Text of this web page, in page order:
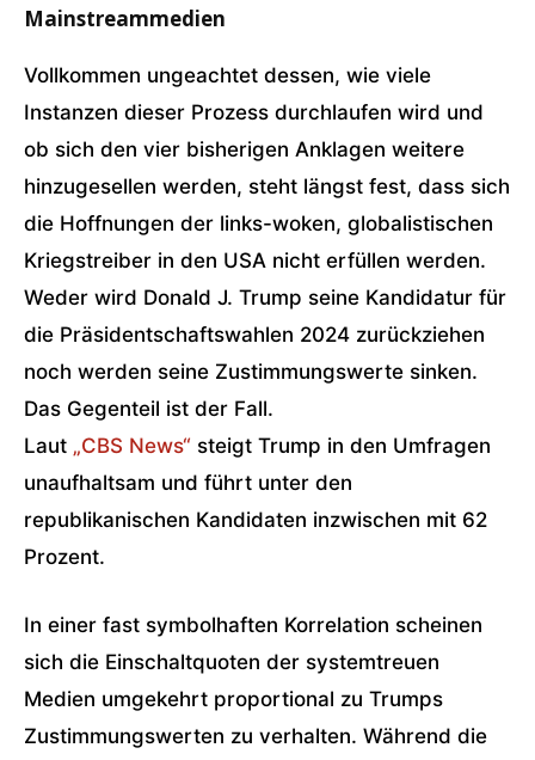
Mainstreammedien
Vollkommen ungeachtet dessen, wie viele
Instanzen dieser Prozess durchlaufen wird und
ob sich den vier bisherigen Anklagen weitere
hinzugesellen werden, steht längst fest, dass sich
die Hoffnungen der links-woken, globalistischen
Kriegstreiber in den USA nicht erfüllen werden.
Weder wird Donald J. Trump seine Kandidatur für
die Präsidentschaftswahlen 2024 zurückziehen
noch werden seine Zustimmungswerte sinken.
Das Gegenteil ist der Fall.
Laut „CBS News“ steigt Trump in den Umfragen
unaufhaltsam und führt unter den
republikanischen Kandidaten inzwischen mit 62
Prozent.
In einer fast symbolhaften Korrelation scheinen
sich die Einschaltquoten der systemtreuen
Medien umgekehrt proportional zu Trumps
Zustimmungswerten zu verhalten. Während die